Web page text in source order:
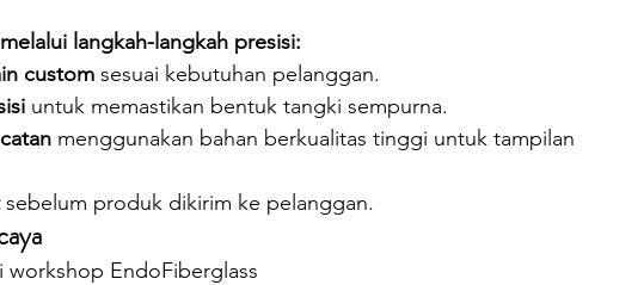
langkah-langkah presisi:
custom sesuai kebutuhan pelanggan.
untuk memastikan bentuk tangki sempurna.
menggunakan bahan berkualitas tinggi untuk tampilan
sebelum produk dikirim ke pelanggan.
EndoFiberglass